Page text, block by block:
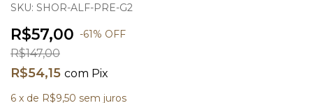
SKU: SHOR-ALF-PRE-G2
R$57,00 -61% OFF
R$147,00
R$54,15 com Pix
6 x de R$9,50 sem juros